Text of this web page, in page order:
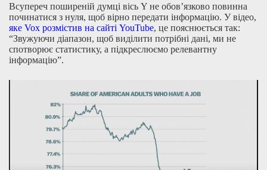
Всупереч поширеній думці вісь Y не обов’язково повинна
починатися з нуля, щоб вірно передати інформацію. У відео,
яке Vox розмістив на сайті YouTube, це пояснюється так:
“Звужуючи діапазон, щоб виділити потрібні дані, ми не
спотворює статистику, а підкреслюємо релевантну
інформацію”.